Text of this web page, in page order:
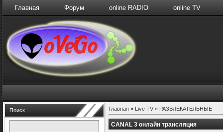
Главная Форум online RADIO online TV
Поиск Главная » Live TV » РАЗВЛЕКАТЕЛЬНЫЕ
CANAL 3 онлайн трансляция